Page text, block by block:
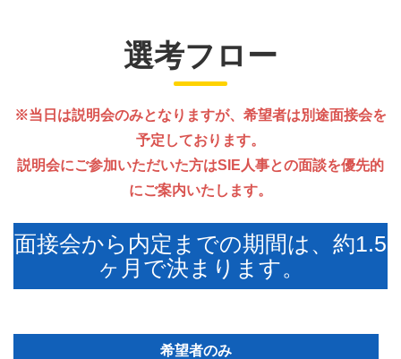
選考フロー
※当日は説明会のみとなりますが、希望者は別途面接会を
予定しております。
説明会にご参加いただいた方はSIE人事との面談を優先的
にご案内いたします。
面接会から内定までの期間は、約1.5
ヶ月で決まります。
希望者のみ